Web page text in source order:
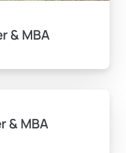
& MBA
& MBA